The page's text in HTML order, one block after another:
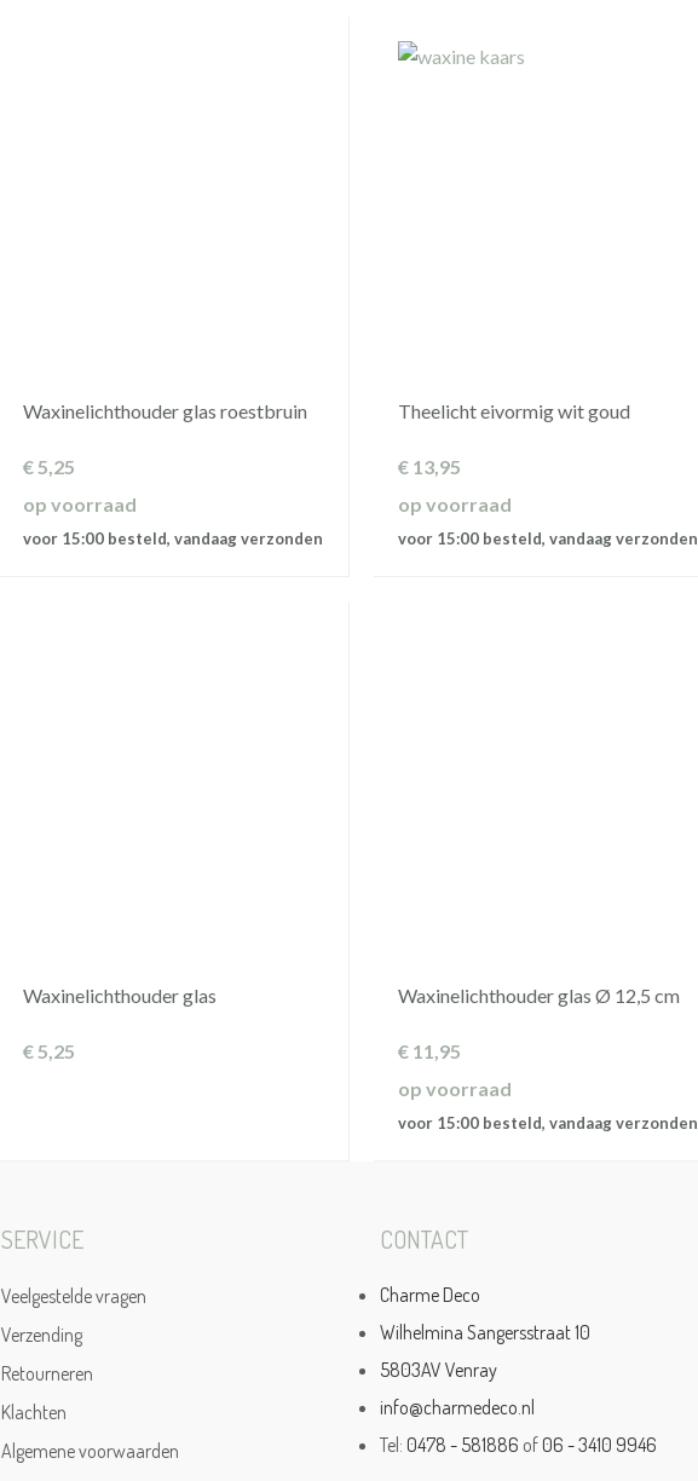
Waxinelichthouder glas roestbruin
€5,25
op voorraad
voor 15:00 besteld, vandaag verzonden
Theelicht eivormig wit goud
€ 13,95
op voorraad
voor 15:00 besteld, vandaag verzonden
Waxinelichthouder glas
€5,25
Waxinelichthouder glas Ø 12,5 cm
€ 11,95
op voorraad
voor 15:00 besteld, vandaag verzonden
SERVICE
Veelgestelde vragen
Verzending
Retourneren
Klachten
Algemene voorwaarden
CONTACT
Charme Deco
Wilhelmina Sangersstraat 10
5803AV Venray
info@charmedeco.nl
Tel: 0478 - 581886 of 06 - 3410 9946